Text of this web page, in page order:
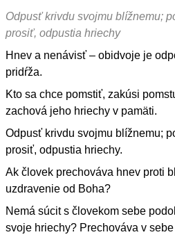
Odpusť krivdu svojmu blížnemu;
prosiť, odpustia hriechy
Hnev a nenávisť – obidvoje je
pridŕža.
Kto sa chce pomstiť, zakúsi
zachová jeho hriechy v pamäti.
Odpusť krivdu svojmu blížnemu;
prosiť, odpustia hriechy.
Ak človek prechováva hnev proti
uzdravenie od Boha?
Nemá súcit s človekom sebe
svoje hriechy? Prechováva v